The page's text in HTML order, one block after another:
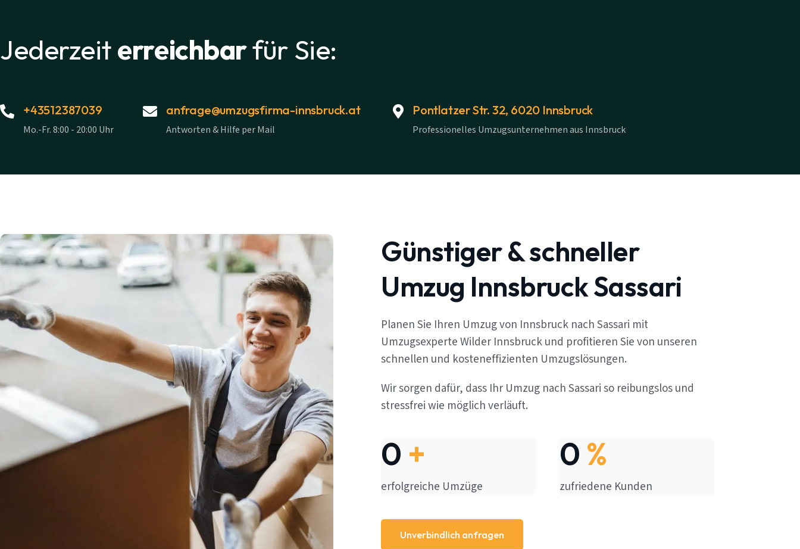
Jederzeiterreichbarfür Sie:
+43512387039
Mo.-Fr. 8:00 - 20:00 Uhr
anfrage@umzugsfirma-innsbruck.at
Antworten & Hilfe per Mail
Pontlatzer Str. 32, 6020 Innsbruck
Professionelles Umzugsunternehmen aus Innsbruck
Günstiger & schneller
Umzug Innsbruck Sassari
Planen Sie Ihren Umzug von Innsbruck nach Sassari mit
Umzugsexperte Wilder Innsbruck und profitieren Sie von unseren
schnellen und kosteneffizienten Umzugslösungen.
Wir sorgen dafür, dass Ihr Umzug nach Sassari so reibungslos und
stressfrei wie möglich verläuft.
0 +
erfolgreiche Umzüge
0 %
zufriedene Kunden
Unverbindlich anfragen